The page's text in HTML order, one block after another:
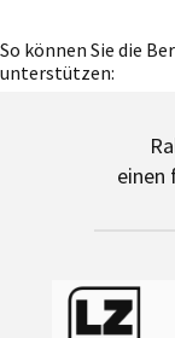
So können Sie die
unterstützen:
einen